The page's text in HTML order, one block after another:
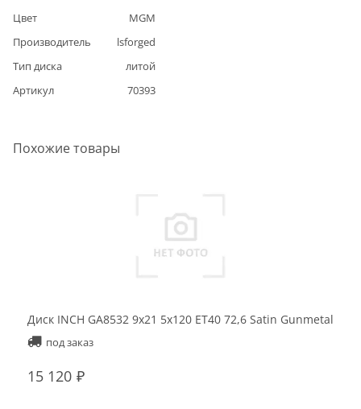
Цвет
MGM
Производитель
lsforged
Тип диска
литой
Артикул
70393
Похожие товары
Диск INCH GA8532 9x21 5x120 ET40 72,6 Satin Gunmetal
под заказ
15 120